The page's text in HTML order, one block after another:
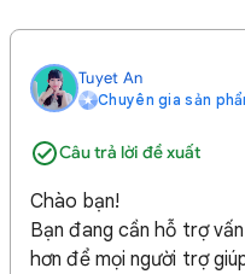
Tuyet An
Chuyên gia sản
Câu trả lời đề xuất
Chào bạn!
Bạn đang cần hỗ trợ
hơn để mọi người trợ